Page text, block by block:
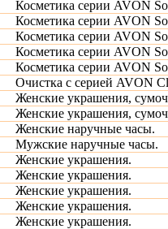
Косметика серии AVON
Косметика серии AVON
Косметика серии AVON
Косметика серии AVON
Косметика серии AVON
Очистка с серией AVON
Женские украшения,
Женские украшения,
Женские наручные часы.
Мужские наручные часы.
Женские украшения.
Женские украшения.
Женские украшения.
Женские украшения.
Женские украшения.